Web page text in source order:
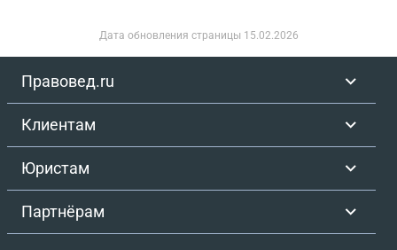
Дата обновления страницы 15.02.2026
Правовед.ru
Клиентам
Юристам
Партнёрам